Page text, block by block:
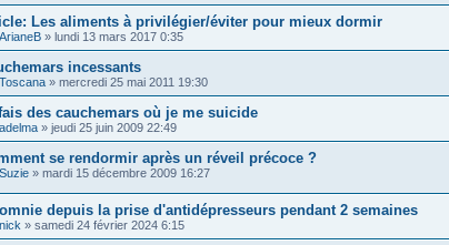
Les aliments à privilégier/éviter pour mieux dormir
ArianeB » lundi 13 mars 2017 0:35
incessants
Toscana » mercredi 25 mai 2011 19:30
des cauchemars où je me suicide
adelma » jeudi 25 juin 2009 22:49
se rendormir après un réveil précoce ?
Suzie » mardi 15 décembre 2009 16:27
depuis la prise d'antidépresseurs pendant 2 semaines
nick » samedi 24 février 2024 6:15